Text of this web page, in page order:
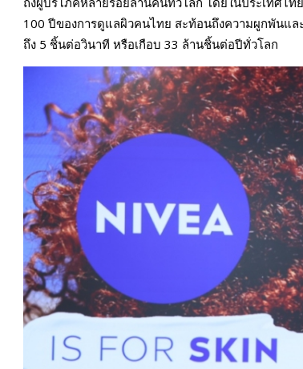
100 ปีของการดูแลผิวคนไทย สะท้อนถึงความผูกพันแ
ถึง 5 ชิ้นต่อวินาที หรือเกือบ 33 ล้านชิ้นต่อปีทั่วโลก